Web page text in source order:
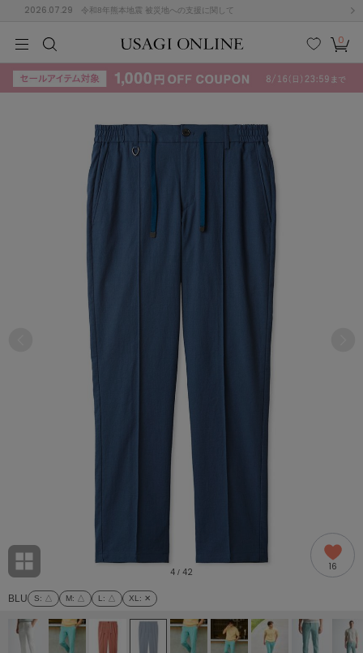
2026.07.29 令和8年熊本地震 被災地への支援に関して
検索
お気
に入
カー
ト
0
KIDSBABYBEAUTYLIFE STYLE
ョン雑貨 (865)
/ランジェリー (127)
KIDSBABYBEAUTYLIFE STYLE
D E
K
T
アディダス バイ ステラマッカートニー
Ame no chi Hare
アメノチハレ
AMOMMA
アモマ
BLU S: △ M: △ L : △ XL : ✕
4 / 42 16